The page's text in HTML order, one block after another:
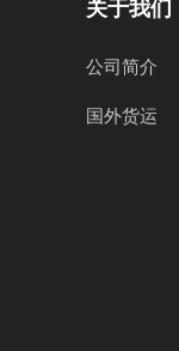
关于我们
公司简介
国外货运